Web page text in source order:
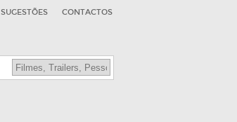
SUGESTÕES CONTACTOS